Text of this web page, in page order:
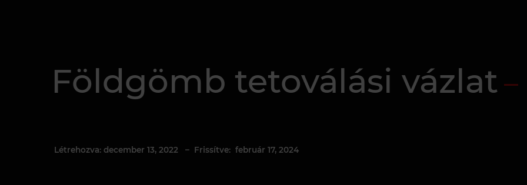
Földgömb tetoválási vázlat
Létrehozva: december 13, 2022 – Frissítve: február 17, 2024